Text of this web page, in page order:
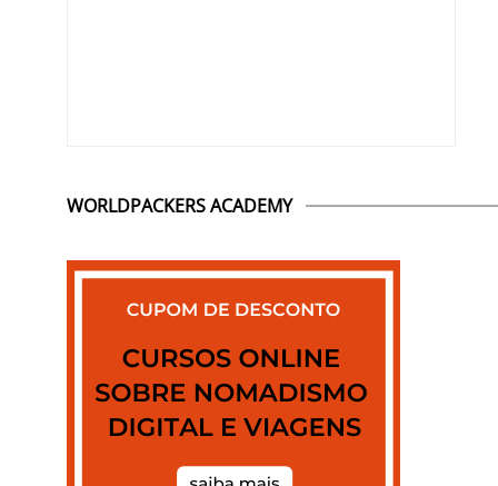
WORLDPACKERS ACADEMY